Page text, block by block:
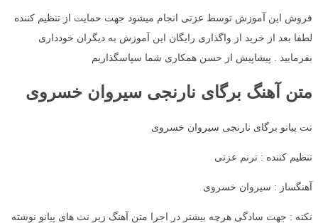
فروش این آموزش توسط عزتی انجام میشود جهت حمایت از تنظیم کننده
لطفا بعد از خرید از واگذاری رایگان این آموزش به دیگران خودداری
بفرمایید . پیشاپیش از حسن همکاری شما سپاسگذاریم
متن آهنگ برگای نارنجی سیروان خسروی
نت پیانو برگای نارنجی سیروان خسروی
تنظیم کننده : ترنم عزتی
آهنگساز : سیروان خسروی
نکته : جهت سادگی هرچه بیشتر در اجرا متن آهنگ زیر نت های پیانو نوشته